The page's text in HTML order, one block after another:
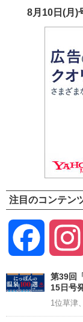
8月10日(月)
注目のコンテン
Facebook
第39回
15日号
1位草津